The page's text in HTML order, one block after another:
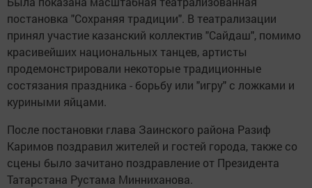
постановка "Сохраняя традиции". В театрализации
принял участие казанский коллектив "Сайдаш", помимо
красивейших национальных танцев, артисты
продемонстрировали некоторые традиционные
состязания праздника - борьбу или "игру" с ложками и
куриными яйцами.
После постановки глава Заинского района Разиф
Каримов поздравил жителей и гостей города, также со
сцены было зачитано поздравление от Президента
Татарстана Рустама Минниханова.